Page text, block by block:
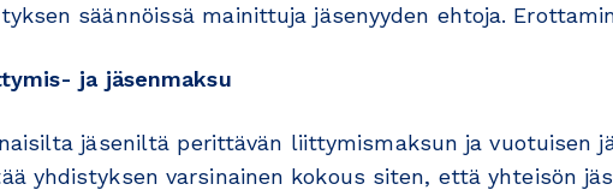
säännöissä mainittuja jäsenyyden ehtoja.
ja jäsenmaksu
jäseniltä perittävän liittymismaksun ja vuotuisen
yhdistyksen varsinainen kokous siten, että yhteisön